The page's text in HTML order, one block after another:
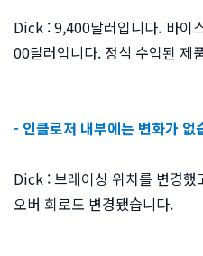
Dick : 9,400달러입니다. 바이
00달러입니다. 정식 수입된 제
- 인클로저 내부에는 변화가 없
Dick : 브레이싱 위치를 변경했
오버 회로도 변경됐습니다.